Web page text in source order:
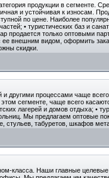
продукции в сегменте.
и устойчивая к износам.
по цене. Наиболее
• туристических баз и
продается только оптовыми
внешним видом, оформить
скидки.
другими процессами чаще
сегменте, чаще всего
лагерей и домов отдыха; •
Мы предлагаем оптовые
стульев, табуретов, шкафов
класса. Наши главные целевые